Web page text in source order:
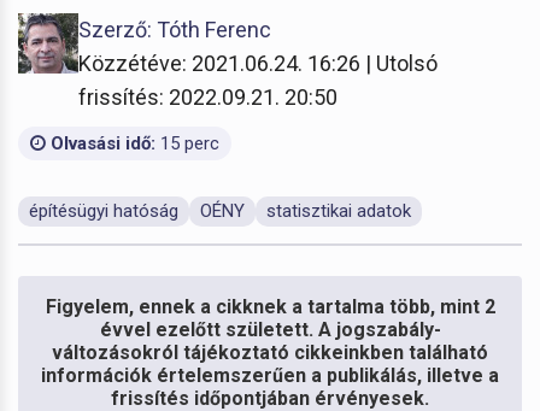
Szerző: Tóth Ferenc
Közzétéve: 2021.06.24. 16:26 | Utolsó
frissítés: 2022.09.21. 20:50
Olvasási idő: 15 perc
építésügyi hatóság OÉNY statisztikai adatok
Figyelem, ennek a cikknek a tartalma több, mint 2
évvel ezelőtt született. A jogszabály-
változásokról tájékoztató cikkeinkben található
információk értelemszerűen a publikálás, illetve a
frissítés időpontjában érvényesek.